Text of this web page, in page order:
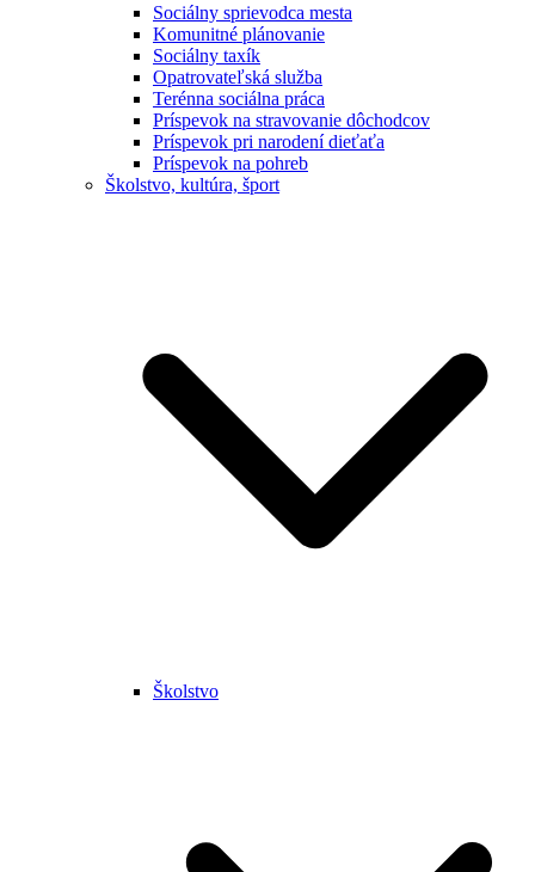
Sociálny sprievodca mesta
Komunitné plánovanie
Sociálny taxík
Opatrovateľská služba
Terénna sociálna práca
Príspevok na stravovanie dôchodcov
Príspevok pri narodení dieťaťa
Príspevok na pohreb
Školstvo, kultúra, šport
Školstvo